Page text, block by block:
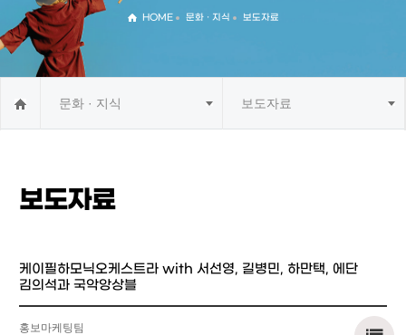
HOME 문화 · 지식 보도자료
문화 · 지식 보도자료
보도자료
케이필하모닉오케스트라 with 서선영, 길병민, 하만택, 에단
김의석과 국악앙상블
홍보마케팅팀